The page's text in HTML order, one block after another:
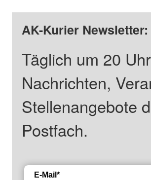
AK-Kurier
Täglich um 20
Nachrichten,
Stellenangebote
Postfach.
E-Mail*